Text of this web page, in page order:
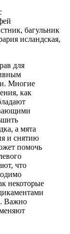
багульник
исландская,
для
Многие
как
а мята
и снятию
помочь
что
некоторые
Важно